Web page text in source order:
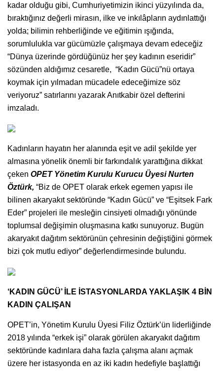
kadar olduğu gibi, Cumhuriyetimizin ikinci yüzyılında da,
bıraktığınız değerli mirasın, ilke ve inkılâpların aydınlattığı
yolda; bilimin rehberliğinde ve eğitimin ışığında,
sorumlulukla var gücümüzle çalışmaya devam edeceğiz
“Dünya üzerinde gördüğünüz her şey kadının eseridir”
sözünden aldığımız cesaretle, “Kadın Gücü”nü ortaya
koymak için yılmadan mücadele edeceğimize söz
veriyoruz” satırlarını yazarak Anıtkabir özel defterini
imzaladı.
Kadınların hayatın her alanında eşit ve adil şekilde yer
almasına yönelik önemli bir farkındalık yarattığına dikkat
çeken OPET Yönetim Kurulu Kurucu Üyesi Nurten
Öztürk, “Biz de OPET olarak erkek egemen yapısı ile
bilinen akaryakıt sektöründe “Kadın Gücü” ve “Eşitsek Fark
Eder” projeleri ile mesleğin cinsiyeti olmadığı yönünde
toplumsal değişimin oluşmasına katkı sunuyoruz. Bugün
akaryakıt dağıtım sektörünün çehresinin değiştiğini görmek
bizi çok mutlu ediyor” değerlendirmesinde bulundu.
‘KADIN GÜCÜ’ İLE İSTASYONLARDA YAKLAŞIK 4 BİN
KADIN ÇALIŞAN
OPET’in, Yönetim Kurulu Üyesi Filiz Öztürk’ün liderliğinde
2018 yılında “erkek işi” olarak görülen akaryakıt dağıtım
sektöründe kadınlara daha fazla çalışma alanı açmak
üzere her istasyonda en az iki kadın hedefiyle başlattığı